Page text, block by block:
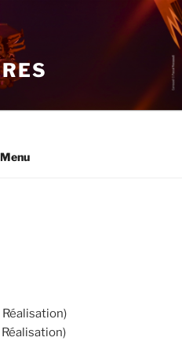
Menu
Réalisation)